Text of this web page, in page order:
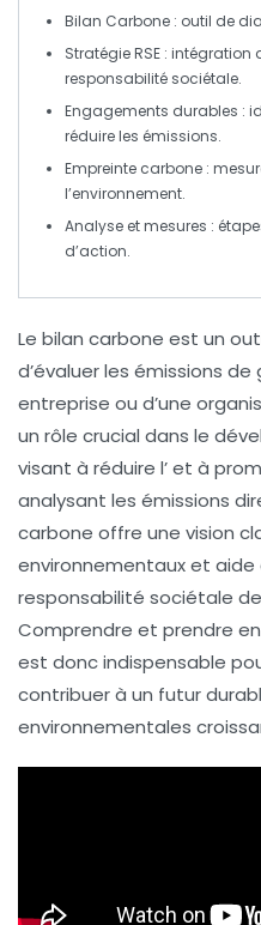
Bilan Carbone : outil de
Stratégie RSE : intégration
responsabilité sociétale.
Engagements durables :
réduire les émissions.
Empreinte carbone :
l’environnement.
Analyse et mesures :
d’action.
Le bilan carbone est un
d’évaluer les émissions de
entreprise ou d’une
un rôle crucial dans le
visant à réduire l’et à
analysant les émissions
carbone offre une vision
environnementaux et
responsabilité sociétale
Comprendre et prendre
est donc indispensable
contribuer à un futur
environnementales